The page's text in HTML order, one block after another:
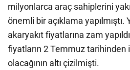
milyonlarca araç sahiplerini
önemli bir açıklama yapılmıştı.
akaryakıt fiyatlarına zam
fiyatların 2 Temmuz tarihinden
olacağının altı çizilmişti.